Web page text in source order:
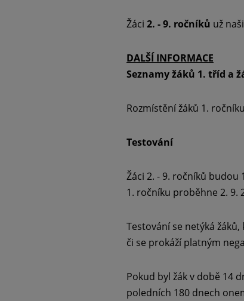
Žáci 2. - 9. ročníků už
DALŠÍ INFORMACE
Seznamy žáků 1. tříd a
Rozmístění žáků 1.
Testování
Žáci 2. - 9. ročníků
1. ročníku proběhne 2. 9.
Testování se netýká
či se prokáží platným
Pokud byl žák v době 14
poledních 180 dnech